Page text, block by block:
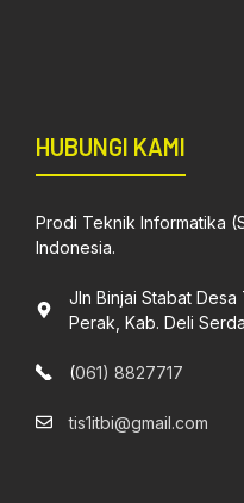
HUBUNGI KAMI
Prodi Teknik Informatika
Indonesia.
Jln Binjai Stabat Desa
Perak, Kab. Deli
(061) 8827717
tis1itbi@gmail.com